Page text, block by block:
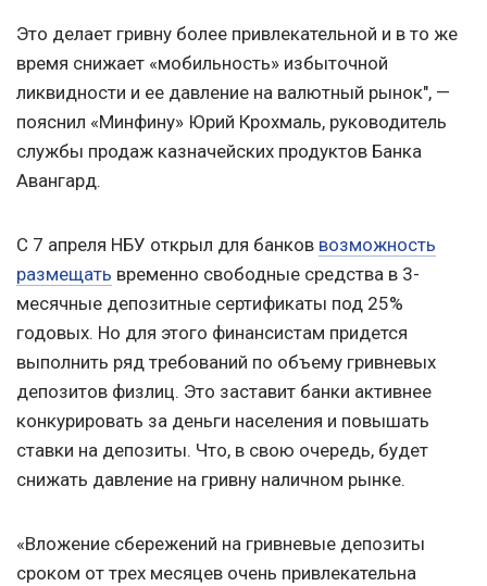
Это делает гривну более привлекательной и в то же
время снижает «мобильность» избыточной
ликвидности и ее давление на валютный рынок", —
пояснил «Минфину» Юрий Крохмаль, руководитель
службы продаж казначейских продуктов Банка
Авангард.
С 7 апреля НБУ открыл для банков возможность
размещать временно свободные средства в 3-
месячные депозитные сертификаты под 25%
годовых. Но для этого финансистам придется
выполнить ряд требований по объему гривневых
депозитов физлиц. Это заставит банки активнее
конкурировать за деньги населения и повышать
ставки на депозиты. Что, в свою очередь, будет
снижать давление на гривну наличном рынке.
«Вложение сбережений на гривневые депозиты
сроком от трех месяцев очень привлекательна